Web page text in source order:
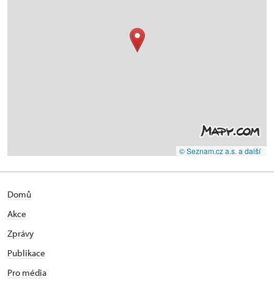
© Seznam.cz a.s. a další
Domů
Akce
Zprávy
Publikace
Pro média